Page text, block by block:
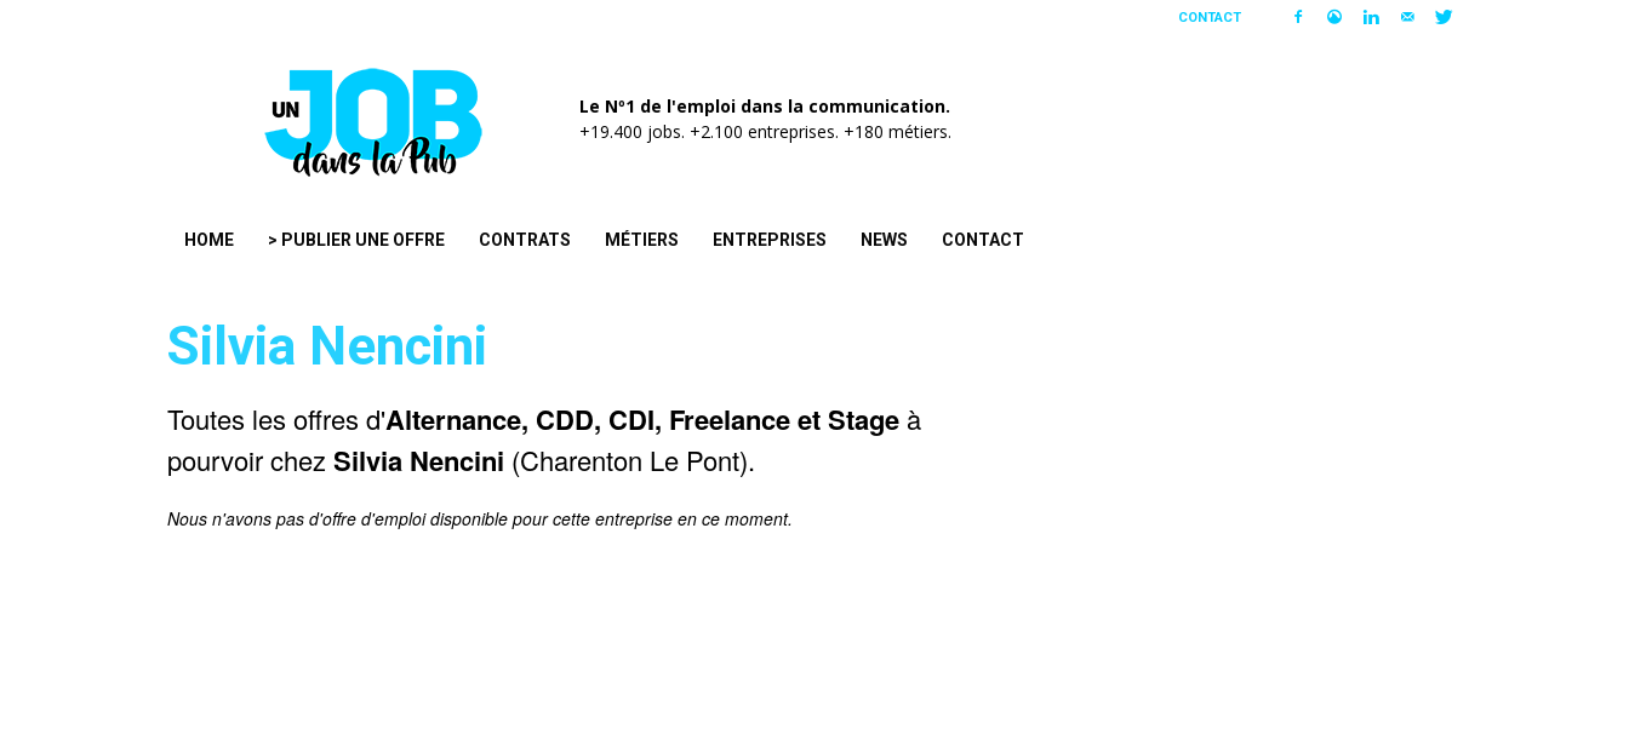
CONTACT
Le Nº1 de l'emploi dans la communication.
+19.400 jobs. +2.100 entreprises. +180 métiers.
HOME > PUBLIER UNE OFFRE CONTRATS MÉTIERS ENTREPRISES NEWS CONTACT
Silvia Nencini
Toutes les offres d'Alternance, CDD, CDI, Freelance et Stage à
pourvoir chez Silvia Nencini (Charenton Le Pont).
Nous n'avons pas d'offre d'emploi disponible pour cette entreprise en ce moment.